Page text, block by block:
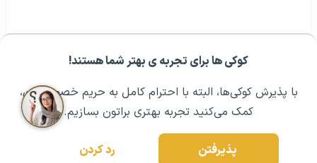
کوکی ها برای تجربه ی بهتر شما هستند!
با پذیرش کوکی‌ها، البته با احترام کامل به حریم خصوصیتون،
کمک می‌کنید تجربه بهتری براتون بسازیم.
پذیرفتن رد کردن